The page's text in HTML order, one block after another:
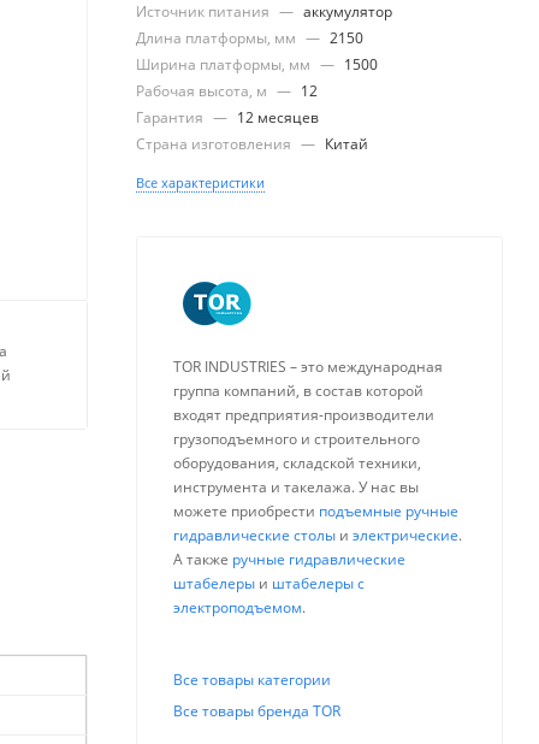
Источник питания — аккумулятор
Длина платформы, мм — 2150
Ширина платформы, мм — 1500
Рабочая высота, м — 12
Гарантия — 12 месяцев
Страна изготовления — Китай
Все характеристики
TOR INDUSTRIES – это международная
группа компаний, в состав которой
входят предприятия-производители
грузоподъемного и строительного
оборудования, складской техники,
инструмента и такелажа. У нас вы
можете приобрести подъемные ручные
гидравлические столы и электрические.
А также ручные гидравлические
штабелеры и штабелеры с
электроподъемом.
Все товары категории
Все товары бренда TOR